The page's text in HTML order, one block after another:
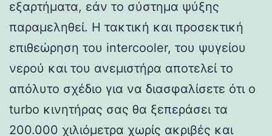
εξαρτήματα, εάν το σύστημα ψύξης
παραμεληθεί. Η τακτική και προσεκτική
επιθεώρηση του intercooler, του ψυγείου
νερού και του ανεμιστήρα αποτελεί το
απόλυτο σχέδιο για να διασφαλίσετε ότι ο
turbo κινητήρας σας θα ξεπεράσει τα
200.000 χιλιόμετρα χωρίς ακριβές και